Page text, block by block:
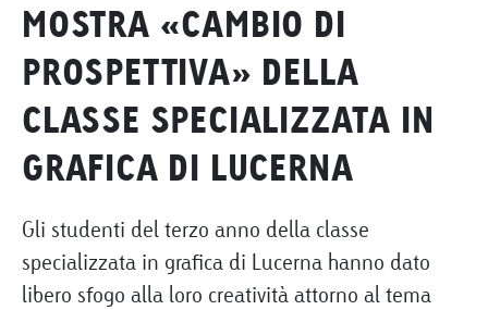
MOSTRA «CAMBIO DI
PROSPETTIVA» DELLA
CLASSE SPECIALIZZATA IN
GRAFICA DI LUCERNA
Gli studenti del terzo anno della classe
specializzata in grafica di Lucerna hanno dato
libero sfogo alla loro creatività attorno al tema